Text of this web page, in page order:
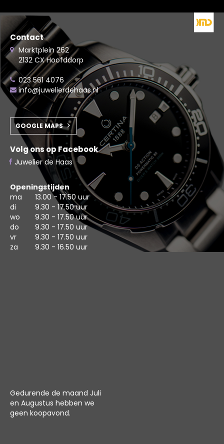
Contact
Marktplein 262
2132 CX Hoofddorp
023 561 4076
info@juwelierdehaas.nl
GOOGLE MAPS
Volg ons op Facebook
Juwelier de Haas
Openingstijden
ma
13.00 - 17.50 uur
di
9.30 - 17.50 uur
wo
9.30 - 17.50 uur
do
9.30 - 17.50 uur
vr
9.30 - 17.50 uur
za
9.30 - 16.50 uur
Gedurende de maand Juli
en Augustus hebben we
geen koopavond.